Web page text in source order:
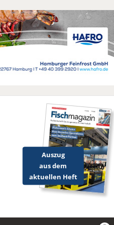
Auszug
aus dem
aktuellen Heft